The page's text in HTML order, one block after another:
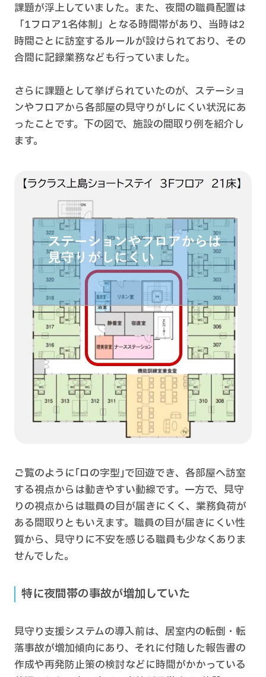
課題が浮上していました。また、夜間の職員配置は
「1フロア1名体制」となる時間帯があり、当時は2
時間ごとに訪室するルールが設けられており、その
合間に記録業務なども行っていました。
さらに課題として挙げられていたのが、ステーショ
ンやフロアから各部屋の見守りがしにくい状況にあ
ったことです。下の図で、施設の間取り例を紹介し
ます。
ご覧のように｢ロの字型｣で回遊でき、各部屋へ訪室
する視点からは動きやすい動線です。一方で、見守
りの視点からは職員の目が届きにくく、業務負荷が
ある間取りともいえます。職員の目が届きにくい性
質から、見守りに不安を感じる職員も少なくありま
せんでした。
特に夜間帯の事故が増加していた
見守り支援システムの導入前は、居室内の転倒・転
落事故が増加傾向にあり、それに付随した報告書の
作成や再発防止策の検討などに時間がかかっている